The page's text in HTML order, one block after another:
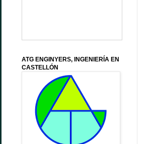
ATG ENGINYERS, INGENIERÍA EN
CASTELLÓN